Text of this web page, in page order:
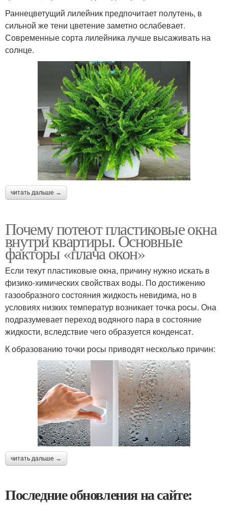
Раннецветущий лилейник предпочитает полутень, в
сильной же тени цветение заметно ослабевает.
Современные сорта лилейника лучше высаживать на
солнце.
читать дальше →
Почему потеют пластиковые окна
внутри квартиры. Основные
факторы «плача окон»
Если текут пластиковые окна, причину нужно искать в
физико-химических свойствах воды. По достижению
газообразного состояния жидкость невидима, но в
условиях низких температур возникает точка росы. Она
подразумевает переход водяного пара в состояние
жидкости, вследствие чего образуется конденсат.
К образованию точки росы приводят несколько причин:
читать дальше →
Последние обновления на сайте: